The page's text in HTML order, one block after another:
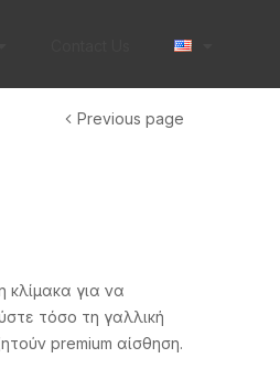
Previous page
για να
τόσο τη γαλλική
premium αίσθηση.